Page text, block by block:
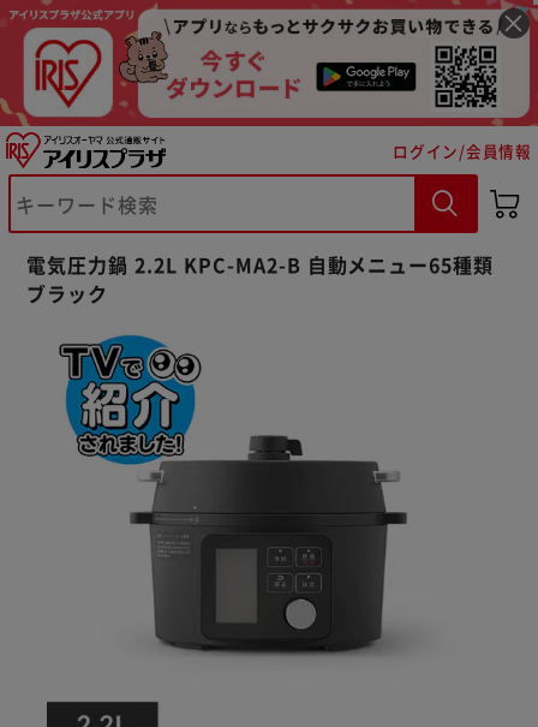
ログイン/会員情報
電気圧力鍋 2.2L KPC-MA2-B 自動メニュー65種類
ブラック